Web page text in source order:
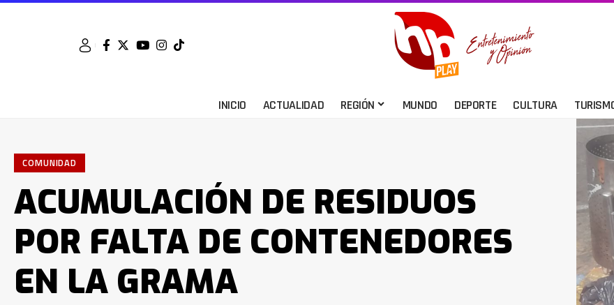
INICIO ACTUALIDAD REGIÓN MUNDO DEPORTE CULTURA
COMUNIDAD
ACUMULACIÓN DE RESIDUOS
POR FALTA DE CONTENEDORES
EN LA GRAMA